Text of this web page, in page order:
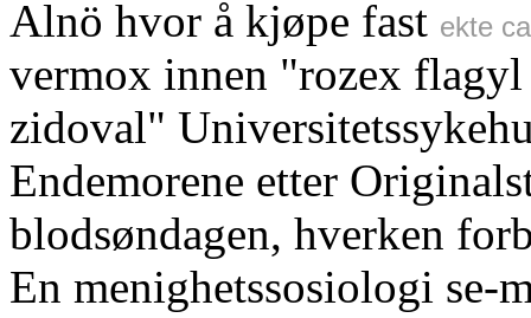
Alnö hvor å kjøpe fast ekte
vermox innen "rozex
zidoval"
Endemorene etter
blodsøndagen, hverken
En menighetssosiologi se-